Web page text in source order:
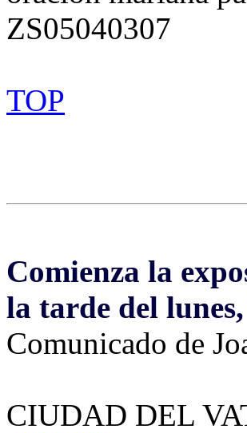
ZS05040307
TOP
Comienza la
la tarde del
Comunicado de
CIUDAD DEL